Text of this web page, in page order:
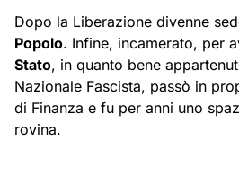
Dopo la Liberazione divenne
Popolo. Infine, incamerato, per
Stato, in quanto bene
Nazionale Fascista, passò in
di Finanza e fu per anni uno
rovina.